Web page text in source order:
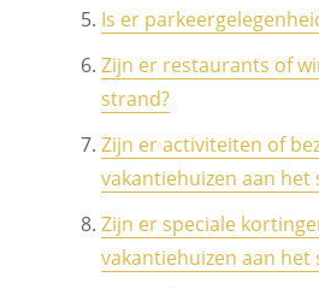
Is er
Zijn er restaurants of
strand?
Zijn er activiteiten of
vakantiehuizen aan het
Zijn er speciale
vakantiehuizen aan het